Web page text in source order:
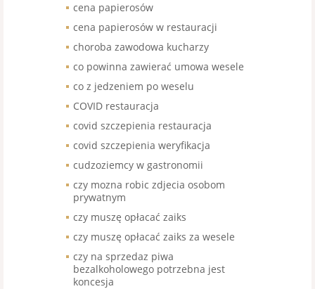
cena papierosów
cena papierosów w restauracji
choroba zawodowa kucharzy
co powinna zawierać umowa wesele
co z jedzeniem po weselu
COVID restauracja
covid szczepienia restauracja
covid szczepienia weryfikacja
cudzoziemcy w gastronomii
czy mozna robic zdjecia osobom
prywatnym
czy muszę opłacać zaiks
czy muszę opłacać zaiks za wesele
czy na sprzedaz piwa
bezalkoholowego potrzebna jest
koncesja